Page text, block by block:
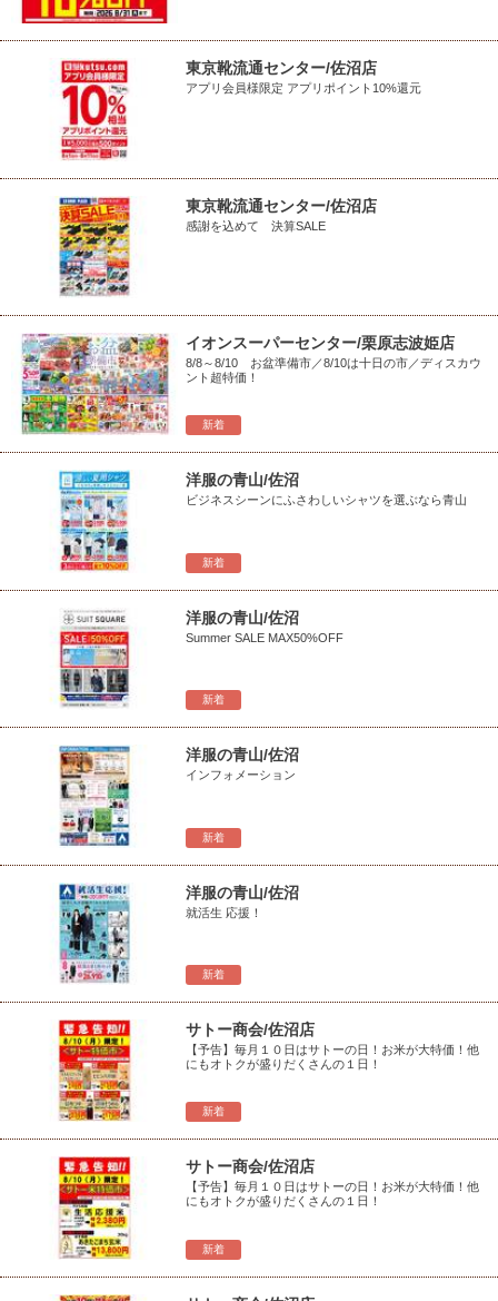
東京靴流通センター/佐沼店
アプリ会員様限定 アプリポイント10%還元
東京靴流通センター/佐沼店
感謝を込めて 決算SALE
新着
イオンスーパーセンター/栗原志波姫店
8/8～8/10 お盆準備市／8/10は十日の市／ディスカウ
ント超特価！
新着
洋服の青山/佐沼
ビジネスシーンにふさわしいシャツを選ぶなら青山
新着
洋服の青山/佐沼
Summer SALE MAX50%OFF
新着
洋服の青山/佐沼
インフォメーション
新着
洋服の青山/佐沼
就活生 応援！
新着
サトー商会/佐沼店
【予告】毎月１０日はサトーの日！お米が大特価！他
にもオトクが盛りだくさんの１日！
新着
サトー商会/佐沼店
【予告】毎月１０日はサトーの日！お米が大特価！他
にもオトクが盛りだくさんの１日！